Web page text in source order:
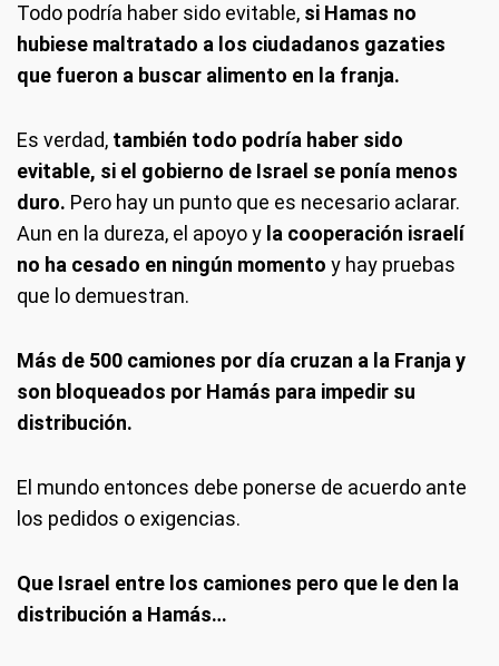
Todo podría haber sido evitable, si Hamas no
hubiese maltratado a los ciudadanos gazaties
que fueron a buscar alimento en la franja.
Es verdad, también todo podría haber sido
evitable, si el gobierno de Israel se ponía menos
duro. Pero hay un punto que es necesario aclarar.
Aun en la dureza, el apoyo y la cooperación israelí
no ha cesado en ningún momento y hay pruebas
que lo demuestran.
Más de 500 camiones por día cruzan a la Franja y
son bloqueados por Hamás para impedir su
distribución.
El mundo entonces debe ponerse de acuerdo ante
los pedidos o exigencias.
Que Israel entre los camiones pero que le den la
distribución a Hamás…